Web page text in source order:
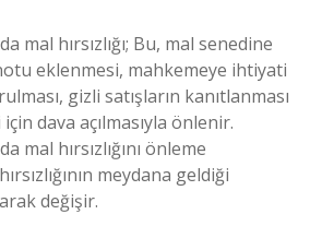
mal hırsızlığı; Bu, mal senedine
eklenmesi, mahkemeye ihtiyati
gizli satışların kanıtlanması
dava açılmasıyla önlenir.
mal hırsızlığını önleme
meydana geldiği
değişir.